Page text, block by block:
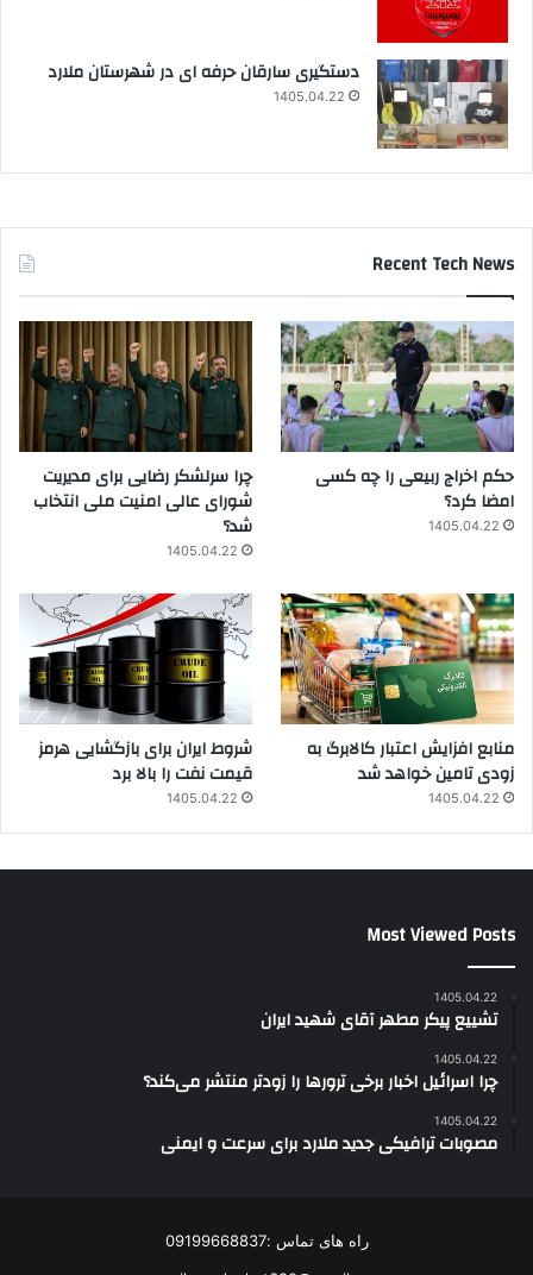
دستگیری سارقان حرفه ای در شهرستان ملارد
1405.04.22
Recent Tech News
حکم اخراج ربیعی را چه کسی
امضا کرد؟
1405.04.22
چرا سرلشکر رضایی برای مدیریت
شورای عالی امنیت ملی انتخاب
شد؟
1405.04.22
منابع افزایش اعتبار کالابرگ به
زودی تامین خواهد شد
1405.04.22
شروط ایران برای بازگشایی هرمز
قیمت نفت را بالا برد
1405.04.22
Most Viewed Posts
1405.04.22
تشییع پیکر مطهر آقای شهید ایران
1405.04.22
چرا اسرائیل اخبار برخی ترورها را زودتر منتشر می‌کند؟
1405.04.22
مصوبات ترافیکی جدید ملارد برای سرعت و ایمنی
راه های تماس :09199668837